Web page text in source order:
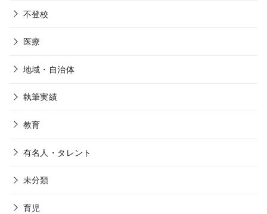
不登校
医療
地域・自治体
執筆実績
教育
有名人・タレント
未分類
育児